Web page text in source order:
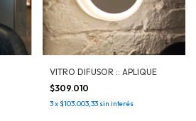
VITRO DIFUSOR :: APLIQUE
$309.010
3x$103.003,33 sin interés